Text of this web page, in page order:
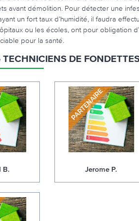
avant démolition. Pour détecter une
un fort taux d’humidité, il faudra
ou les écoles, ont pour obligation
pour la santé.
TECHNICIENS DE
B. Jerome P.